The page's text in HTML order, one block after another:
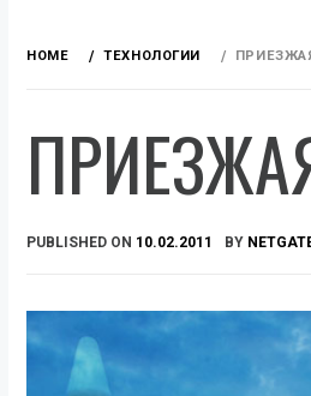
HOME ТЕХНОЛОГИИ
PUBLISHED ON 10.02.2011 BY